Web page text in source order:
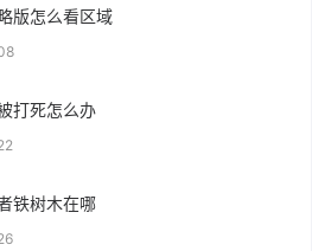
版怎么看区域
打死怎么办
铁树木在哪